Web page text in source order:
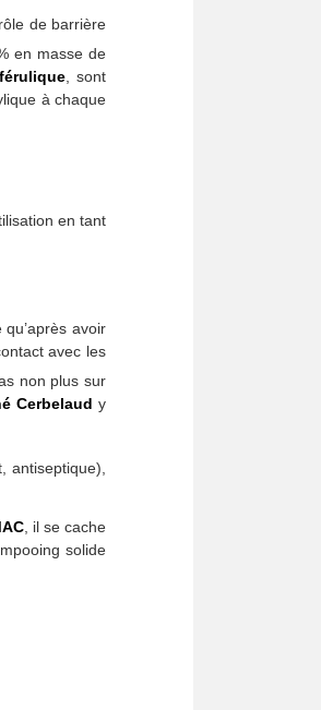
de barrière
en masse de
, sont
à chaque
en tant
avoir
avec les
non plus sur
Cerbelaud y
antiseptique),
, il se cache
solide